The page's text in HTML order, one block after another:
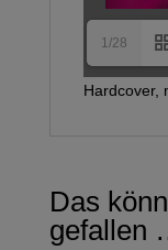
1/28
Hardcover,
Das
gefallen